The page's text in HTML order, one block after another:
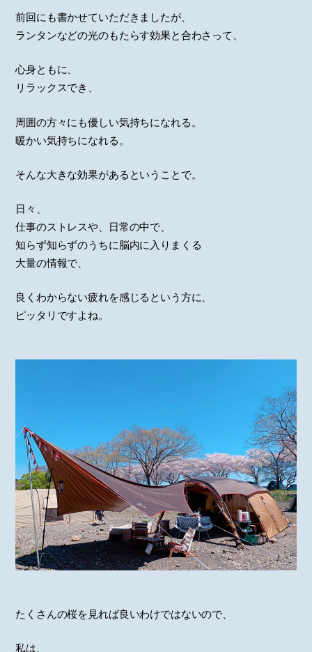
前回にも書かせていただきましたが、
ランタンなどの光のもたらす効果と合わさって、
心身ともに、
リラックスでき、
周囲の方々にも優しい気持ちになれる。
暖かい気持ちになれる。
そんな大きな効果があるということで。
日々、
仕事のストレスや、日常の中で、
知らず知らずのうちに脳内に入りまくる
大量の情報で、
良くわからない疲れを感じるという方に、
ピッタリですよね。
たくさんの桜を見れば良いわけではないので、
私は、